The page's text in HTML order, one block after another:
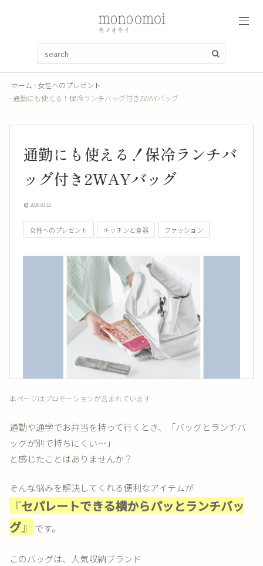
ホーム
女性へのプレゼント
通勤にも使える！保冷ランチバッグ付き2WAYバッグ
通勤にも使える！保冷ランチバ
ッグ付き2WAYバッグ
2026.03.16
女性へのプレゼント キッチンと食器 ファッション
本ページはプロモーションが含まれています
通勤や通学でお弁当を持って行くとき、「バッグとランチバ
ッグが別で持ちにくい…」
と感じたことはありませんか？
そんな悩みを解決してくれる便利なアイテムが
『セパレートできる横からパッとランチバッ
グ』 です。
このバッグは、人気収納ブランド